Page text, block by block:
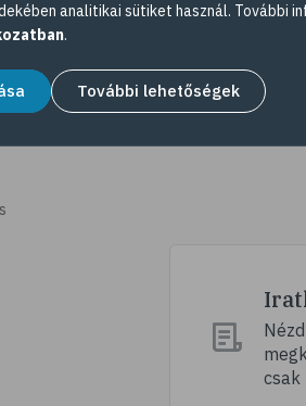
csak
analitikai sütiket használ. További
.
További lehetőségek